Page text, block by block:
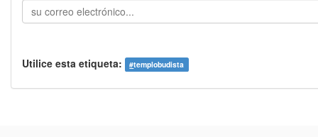
Utilice esta etiqueta: #templobudista